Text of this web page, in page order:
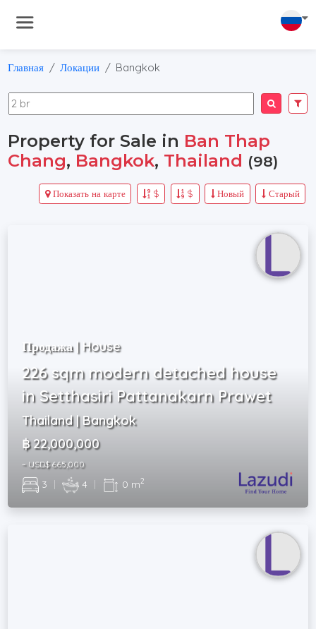
Главная Локации Bangkok
Property for Sale in Ban Thap
Chang, Bangkok, Thailand (98)
Старый
Новый
$
$
Показать на карте
Продажа | House
226 sqm modern detached house
in Setthasiri Pattanakarn Prawet
Thailand | Bangkok
฿ 22,000,000
~ USD$ 665,000
3 | 4 | 0 m2